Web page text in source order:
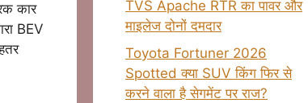
कार
BEV
TVS Apache RTR का पावर और
माइलेज दोनों दमदार
Toyota Fortuner 2026
Spotted क्या SUV किंग फिर से
करने वाला है सेगमेंट पर राज?